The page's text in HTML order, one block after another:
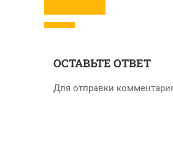
ОСТАВЬТЕ ОТВЕТ
Для отправки